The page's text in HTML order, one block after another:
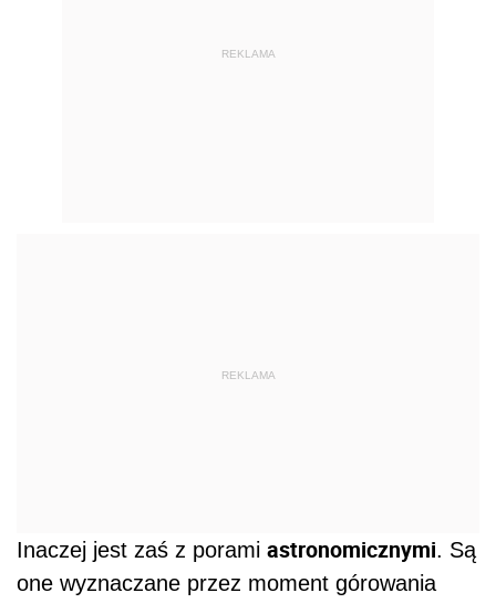
REKLAMA
REKLAMA
Inaczej jest zaś z porami astronomicznymi. Są
one wyznaczane przez moment górowania